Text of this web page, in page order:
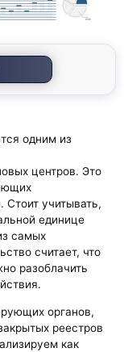
одним из
центров. Это
Стоит учитывать,
единице
самых
считает, что
разоблачить
органов,
реестров
как